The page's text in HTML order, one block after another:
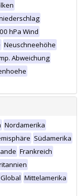
hPa Wind
Neuschneehöhe
Abweichung
Nordamerika
Südamerika
Frankreich
Global Mittelamerika